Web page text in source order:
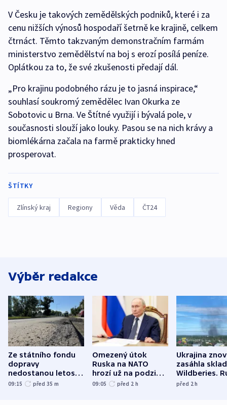
V Česku je takových zemědělských podniků, které i za
cenu nižších výnosů hospodaří šetrně ke krajině, celkem
čtrnáct. Těmto takzvaným demonstračním farmám
ministerstvo zemědělství na boj s erozí posílá peníze.
Oplátkou za to, že své zkušenosti předají dál.
„Pro krajinu podobného rázu je to jasná inspirace,“
souhlasí soukromý zemědělec Ivan Okurka ze
Sobotovic u Brna. Ve Štítné využijí i bývalá pole, v
současnosti slouží jako louky. Pasou se na nich krávy a
biomlékárna začala na farmě prakticky hned
prosperovat.
ŠTÍTKY
Zlínský kraj Regiony Věda ČT24
Výběr redakce
Ze státního fondu
dopravy
nedostanou letos
kraje na silnice ani
09:15 před 35 m
Omezený útok
Ruska na NATO
hrozí už na podzim,
varují tajné služby
09:05 před 2 h
Ukrajina
zasáhla
Wildberies.
útočili v
před 2h